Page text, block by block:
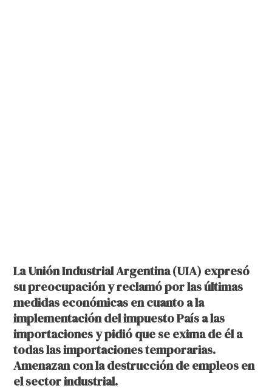
La Unión Industrial Argentina (UIA) expresó
su preocupación y reclamó por las últimas
medidas económicas en cuanto a la
implementación del impuesto País a las
importaciones y pidió que se exima de él a
todas las importaciones temporarias.
Amenazan con la destrucción de empleos en
el sector industrial.